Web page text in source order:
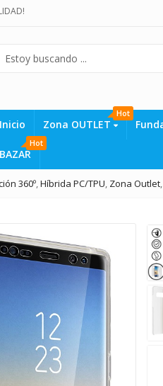
Inicio Zona OUTLET
Hot
BAZAR
Hot
360º,Híbrida PC/TPU, Zona Outlet,